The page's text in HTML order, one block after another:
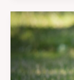
Chien
a
des
?
Guide